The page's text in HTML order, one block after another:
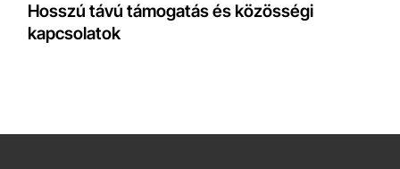
Hosszú távú támogatás és közösségi
kapcsolatok